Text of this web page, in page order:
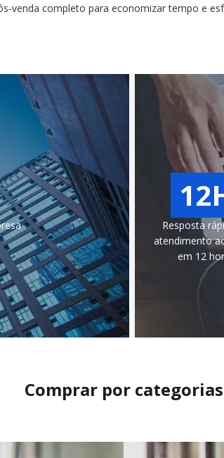
venda completo para economizar tempo e
Resposta
atendimento
em 12
Comprar por categorias